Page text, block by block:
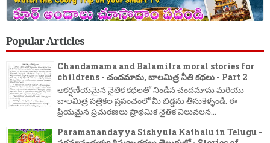
Popular Articles
Chandamama and Balamitra moral stories for
childrens - చందమామ, బాలమిత్ర నీతి కథలు - Part 2
ఆకర్షణీయమైన నైతిక కథలతో నిండిన చందమామ మరియు
బాలమిత్ర పత్రికల ప్రపంచంలో మీ బిడ్డను తీసుకెళ్ళండి. ఈ
ప్రియమైన ప్రచురణలు ప్రాథమిక నైతిక విలువలన...
Paramanandayya Sishyula Kathalu in Telugu -